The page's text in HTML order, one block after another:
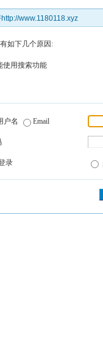
www.1180118.xyz
如下几个原因:
使用搜索功能
户名 Email
录